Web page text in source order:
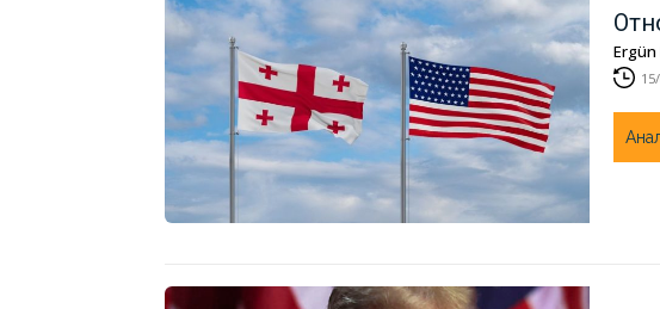
Ergün